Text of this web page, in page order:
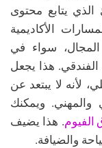
الذي يتابع محتوى
الأكاديمية
المجال، سواء في
الفندقي. هذا يجعل
لأنه لا يبتعد عن
ويمكنك
الفيوم. هذا يضيف
والضيافة.